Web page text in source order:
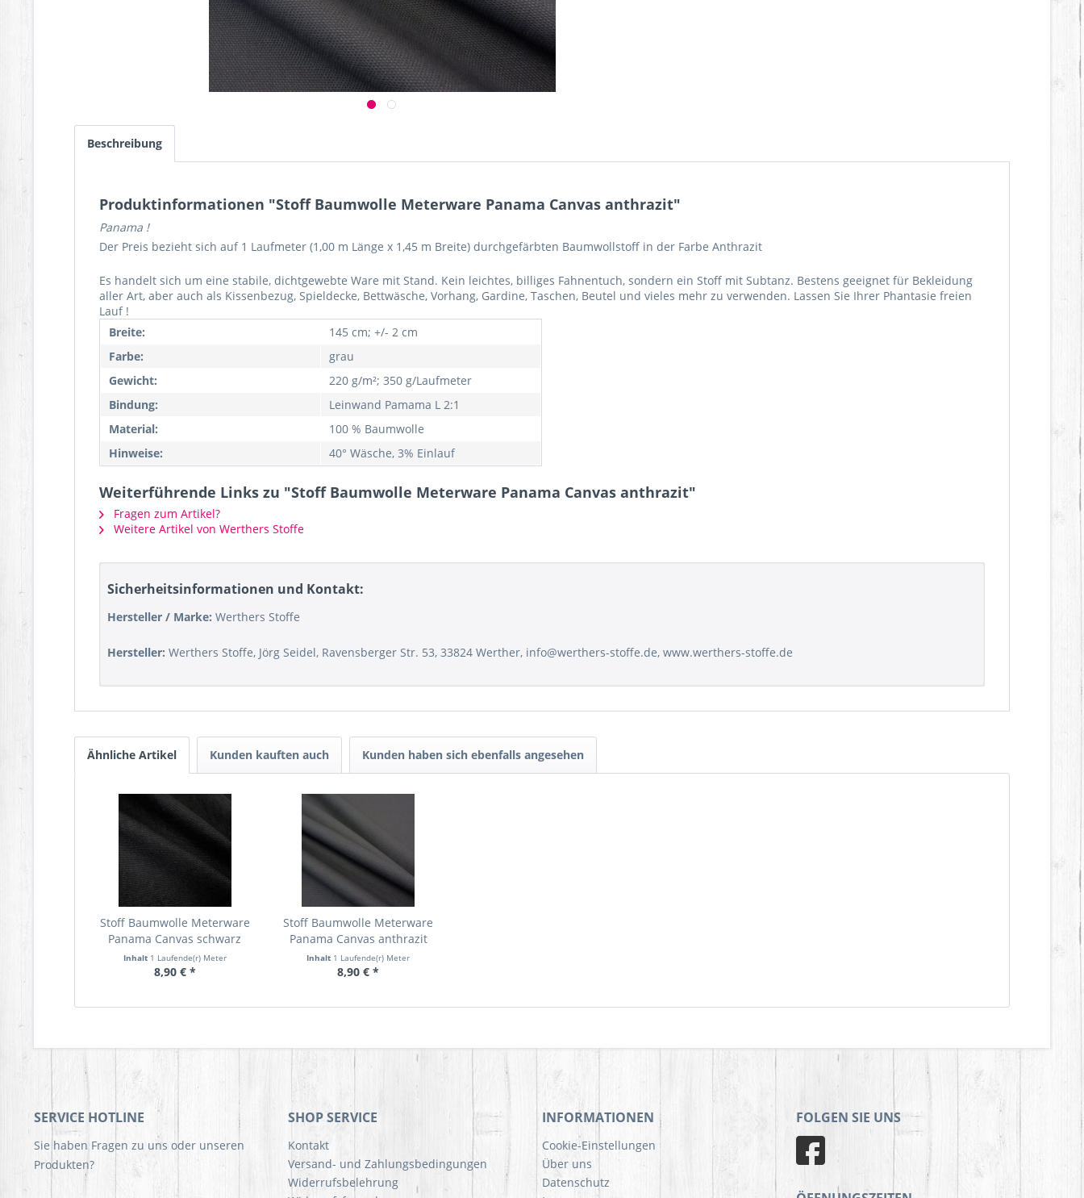
Beschreibung
Produktinformationen "Stoff Baumwolle Meterware Panama Canvas anthrazit"
Panama !
Der Preis bezieht sich auf 1 Laufmeter (1,00 m Länge x 1,45 m Breite) durchgefärbten Baumwollstoff in der Farbe Anthrazit
Es handelt sich um eine stabile, dichtgewebte Ware mit Stand. Kein leichtes, billiges Fahnentuch, sondern ein Stoff mit Subtanz. Bestens geeignet für Bekleidung
aller Art, aber auch als Kissenbezug, Spieldecke, Bettwäsche, Vorhang, Gardine, Taschen, Beutel und vieles mehr zu verwenden. Lassen Sie Ihrer Phantasie freien
Lauf !
Breite:
145 cm; +/- 2 cm
Farbe:
grau
Gewicht:
220 g/m²; 350 g/Laufmeter
Bindung:
Leinwand Pamama L 2:1
Material:
100 % Baumwolle
Hinweise:
40° Wäsche, 3% Einlauf
Weiterführende Links zu "Stoff Baumwolle Meterware Panama Canvas anthrazit"
Fragen zum Artikel?
Weitere Artikel von Werthers Stoffe
Sicherheitsinformationen und Kontakt:
Hersteller / Marke: Werthers Stoffe
Hersteller: Werthers Stoffe, Jörg Seidel, Ravensberger Str. 53, 33824 Werther, info@werthers-stoffe.de, www.werthers-stoffe.de
Ähnliche Artikel Kunden kauften auch Kunden haben sich ebenfalls angesehen
Stoff Baumwolle Meterware
Panama Canvas schwarz
Inhalt 1 Laufende(r) Meter
8,90 € *
Stoff Baumwolle Meterware
Panama Canvas anthrazit
Inhalt 1 Laufende(r) Meter
8,90 € *
SERVICE HOTLINE
Sie haben Fragen zu uns oder unseren
Produkten?
SHOP SERVICE
Kontakt
Versand- und Zahlungsbedingungen
Widerrufsbelehrung
INFORMATIONEN
Cookie-Einstellungen
Über uns
Datenschutz
FOLGEN SIE UNS